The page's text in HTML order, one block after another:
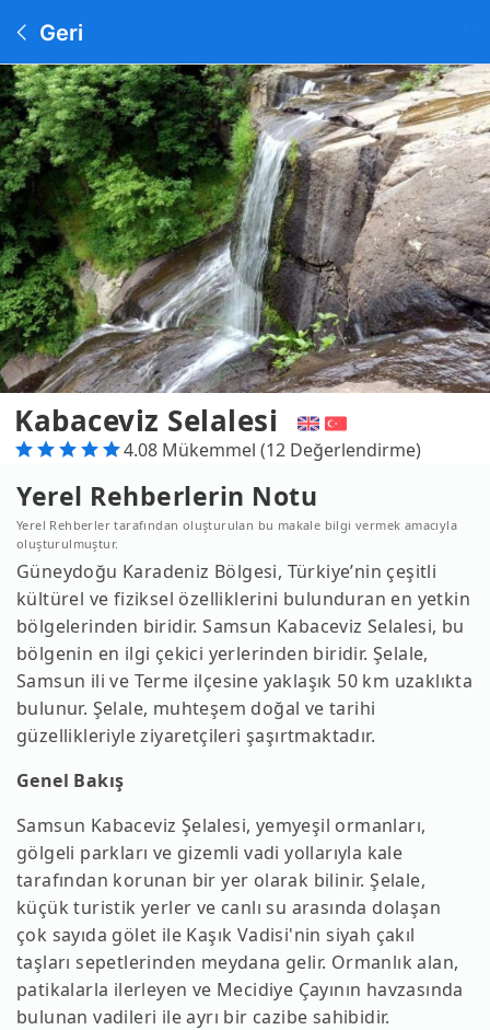
Geri
Kabaceviz Selalesi
4.08 Mükemmel (12 Değerlendirme)
Yerel Rehberlerin Notu
Yerel Rehberler tarafından oluşturulan bu makale bilgi vermek amacıyla
oluşturulmuştur.
Güneydoğu Karadeniz Bölgesi, Türkiye’nin çeşitli
kültürel ve fiziksel özelliklerini bulunduran en yetkin
bölgelerinden biridir. Samsun Kabaceviz Selalesi, bu
bölgenin en ilgi çekici yerlerinden biridir. Şelale,
Samsun ili ve Terme ilçesine yaklaşık 50 km uzaklıkta
bulunur. Şelale, muhteşem doğal ve tarihi
güzellikleriyle ziyaretçileri şaşırtmaktadır.
Genel Bakış
Samsun Kabaceviz Şelalesi, yemyeşil ormanları,
gölgeli parkları ve gizemli vadi yollarıyla kale
tarafından korunan bir yer olarak bilinir. Şelale,
küçük turistik yerler ve canlı su arasında dolaşan
çok sayıda gölet ile Kaşık Vadisi'nin siyah çakıl
taşları sepetlerinden meydana gelir. Ormanlık alan,
patikalarla ilerleyen ve Mecidiye Çayının havzasında
bulunan vadileri ile ayrı bir cazibe sahibidir.